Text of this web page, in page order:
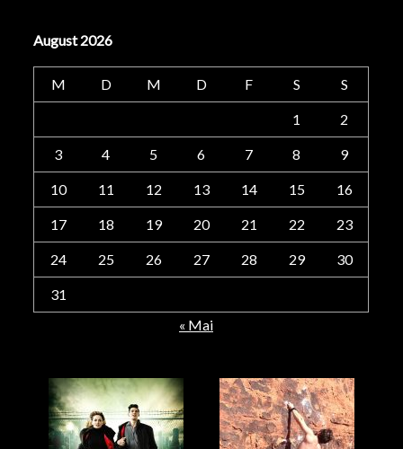
August 2026
M D M D F S S
1 2
3 4 5 6 7 8 9
10 11 12 13 14 15 16
17 18 19 20 21 22 23
24 25 26 27 28 29 30
31
« Mai